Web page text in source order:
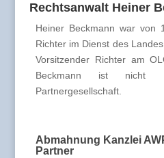
Rechtsanwalt Heiner
Heiner Beckmann war von
Richter im Dienst des
Vorsitzender Richter am
Beckmann ist nicht
Partnergesellschaft.
Abmahnung Kanzlei
Partner